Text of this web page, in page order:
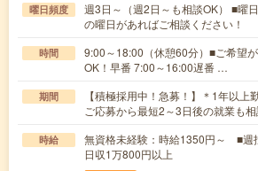
曜日頻度
週3日～（週2日～も相談OK） ■曜
の曜日があればご相談ください！
時間
9:00～18:00（休憩60分）■ご希望
OK！早番 7:00～16:00遅番 …
期間
【積極採用中！急募！】＊1年以上
ご応募から最短2～3日後の就業も相
時給
無資格未経験：時給1350円～ ■
日収1万800円以上